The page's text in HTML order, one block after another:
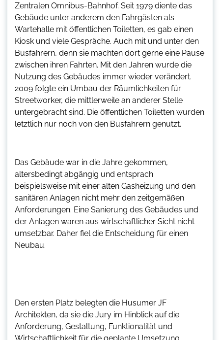
Zentralen Omnibus-Bahnhof. Seit 1979 diente das
Gebäude unter anderem den Fahrgästen als
Wartehalle mit öffentlichen Toiletten, es gab einen
Kiosk und viele Gespräche. Auch mit und unter den
Busfahrern, denn sie machten dort gerne eine Pause
zwischen ihren Fahrten. Mit den Jahren wurde die
Nutzung des Gebäudes immer wieder verändert.
2009 folgte ein Umbau der Räumlichkeiten für
Streetworker, die mittlerweile an anderer Stelle
untergebracht sind. Die öffentlichen Toiletten wurden
letztlich nur noch von den Busfahrern genutzt.
Das Gebäude war in die Jahre gekommen,
altersbedingt abgängig und entsprach
beispielsweise mit einer alten Gasheizung und den
sanitären Anlagen nicht mehr den zeitgemäßen
Anforderungen. Eine Sanierung des Gebäudes und
der Anlagen waren aus wirtschaftlicher Sicht nicht
umsetzbar. Daher fiel die Entscheidung für einen
Neubau.
Den ersten Platz belegten die Husumer JF
Architekten, da sie die Jury im Hinblick auf die
Anforderung, Gestaltung, Funktionalität und